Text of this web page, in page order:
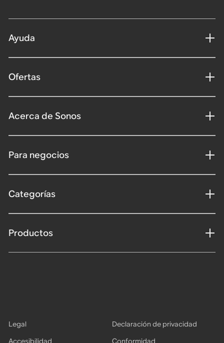
Ayuda
Ofertas
Acerca de Sonos
Para negocios
Categorías
Productos
Legal
Declaración de privacidad
Accesibilidad
Conformidad